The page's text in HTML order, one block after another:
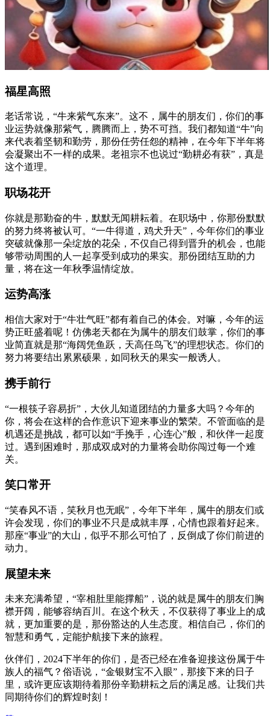
福星高照
老话常说，“牛来紫气东来”。这不，属牛的朋友们，你们的事
业运势就像那紫气，腾腾而上，势不可挡。我们都知道“牛”向
来代表着坚韧和勤劳，那份任劳任怨的精神，在今年下半年将
会凝聚出不一样的成果。老祖宗不也说过“勤耕必有获”，真是
这个道理。
职场花开
你就是那勤奋的牛，默默无闻耕耘着。在职场中，你那份默默
的努力终将被认可。“一牛得道，鸡犬升天”，今年你们的事业
突破就像那一朵绽放的花朵，不仅自己得到晋升的机会，也能
够带动周围的人一起享受到成功的果实。那份团结互助的力
量，将在这一年秋季温情绽放。
运势高涨
相信大家对于“牛壮气旺”都有着自己的体会。对嘛，今年的运
势正旺盛着呢！仿佛老天都在为属牛的朋友们鼓掌，你们的事
业简直就是那“海阔凭鱼跃，天高任鸟飞”的理想状态。你们的
努力将要结出累累硕果，如同秋天的果实一般诱人。
携手前行
“一根筷子容易折”，大伙儿知道团结的力量多大吗？今年的
你，将会在这样的合作意识下迎来事业的繁荣。不管面临的是
机遇还是挑战，都可以如“手挽手，心连心”般，和伙伴一起度
过。遇到困难时，那成双成对的力量将会助你闯过每一个难
关。
笑口常开
“笑春风不语，笑秋月也无眠”，今年下半年，属牛的朋友们或
许会发现，你们的事业不只是成就丰厚，心情也跟着好起来。
那座“事业”的大山，似乎不那么可怕了，反倒成了你们前进的
动力。
展望未来
未来充满希望，“宰相肚里能撑船”，说的就是属牛的朋友们胸
襟开阔，能够容纳百川。在这个秋天，不仅获得了事业上的成
就，更加重要的是，那份豁达的人生态度。相信自己，你们的
智慧和勇气，定能护航接下来的旅程。
伙伴们，2024下半年的你们，是否已经在准备迎接这份属于牛
族人的福气？俗语说，“金银财宝不入眼”，那接下来的日子
里，或许更应该期待着那份辛勤耕耘之后的满足感。让我们共
同期待你们的辉煌时刻！